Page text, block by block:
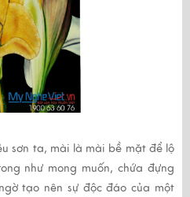
sơn ta, mài là mài bề mặt để lộ
như mong muốn, chứa đựng
tạo nên sự độc đáo của một